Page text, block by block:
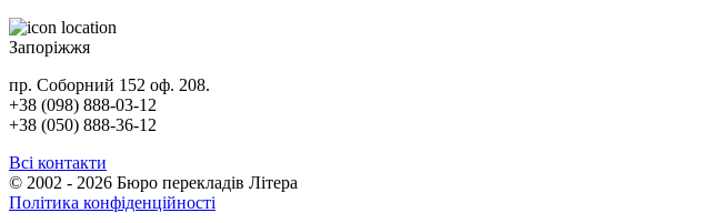
Запоріжжя
пр. Соборний 152 оф. 208.
+38 (098) 888-03-12
+38 (050) 888-36-12
Всі контакти
© 2002 - 2026 Бюро перекладів Літера
Політика конфіденційності